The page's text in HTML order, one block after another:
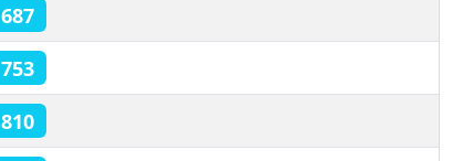
687
753
810